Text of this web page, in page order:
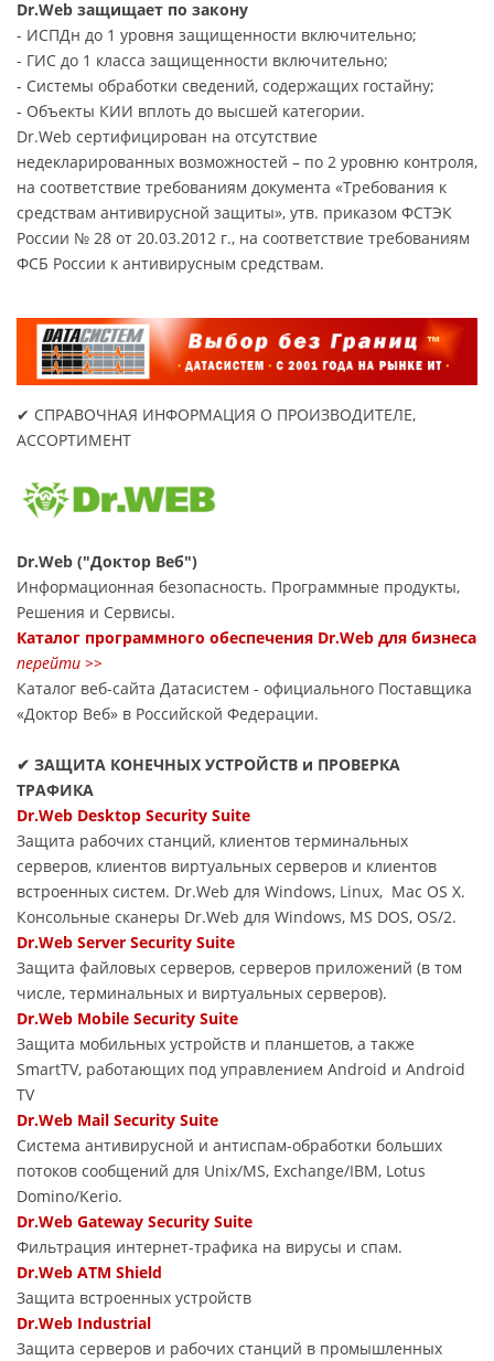
Dr.Web защищает по закону
- ИСПДн до 1 уровня защищенности включительно;
- ГИС до 1 класса защищенности включительно;
- Системы обработки сведений, содержащих гостайну;
- Объекты КИИ вплоть до высшей категории.
Dr.Web сертифицирован на отсутствие
недекларированных возможностей – по 2 уровню контроля,
на соответствие требованиям документа «Требования к
средствам антивирусной защиты», утв. приказом ФСТЭК
России № 28 от 20.03.2012 г., на соответствие требованиям
ФСБ России к антивирусным средствам.
✔ СПРАВОЧНАЯ ИНФОРМАЦИЯ О ПРОИЗВОДИТЕЛЕ,
АССОРТИМЕНТ
Dr.Web ("Доктор Веб")
Информационная безопасность. Программные продукты,
Решения и Сервисы.
Каталог программного обеспечения Dr.Web для бизнеса
перейти >>
Каталог веб-сайта Датасиcтем - официального Поставщика
«Доктор Веб» в Российской Федерации.
✔ ЗАЩИТА КОНЕЧНЫХ УСТРОЙСТВ и ПРОВЕРКА
ТРАФИКА
Dr.Web Desktop Security Suite
Защита рабочих станций, клиентов терминальных
серверов, клиентов виртуальных серверов и клиентов
встроенных систем. Dr.Web для Windows, Linux, Mac OS X.
Консольные сканеры Dr.Web для Windows, MS DOS, OS/2.
Dr.Web Server Security Suite
Защита файловых серверов, серверов приложений (в том
числе, терминальных и виртуальных серверов).
Dr.Web Mobile Security Suite
Защита мобильных устройств и планшетов, а также
SmartTV, работающих под управлением Android и Android
TV
Dr.Web Mail Security Suite
Система антивирусной и антиспам-обработки больших
потоков сообщений для Unix/MS, Exchange/IBM, Lotus
Domino/Kerio.
Dr.Web Gateway Security Suite
Фильтрация интернет-трафика на вирусы и спам.
Dr.Web ATM Shield
Защита встроенных устройств
Dr.Web Industrial
Защита серверов и рабочих станций в промышленных